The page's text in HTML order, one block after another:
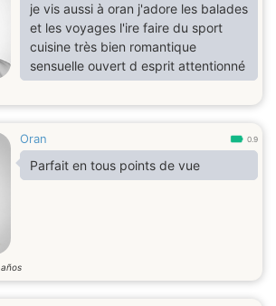
je vis aussi à oran j'adore les balades
et les voyages l'ire faire du sport
cuisine très bien romantique
sensuelle ouvert d esprit attentionné
Oran 0.9
Parfait en tous points de vue
años